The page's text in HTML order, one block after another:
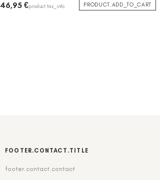
46,95 €product.tax_info PRODUCT.ADD_TO_CART
FOOTER.CONTACT.TITLE
footer.contact.contact